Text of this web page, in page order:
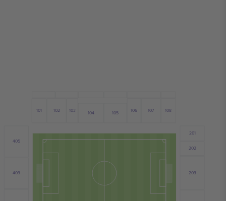
101 102 103 104 105 106 107 108
203
403
405
201
202